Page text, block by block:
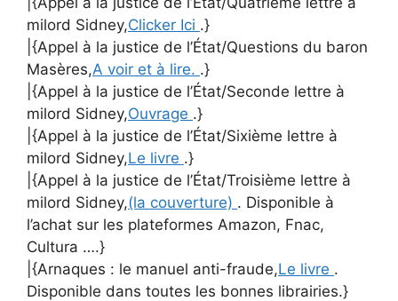
milord Sidney,Clicker Ici .}
|{Appel à la justice de l’État/Questions du baron
Masères,A voir et à lire. .}
|{Appel à la justice de l’État/Seconde lettre à
milord Sidney,Ouvrage .}
|{Appel à la justice de l’État/Sixième lettre à
milord Sidney,Le livre .}
|{Appel à la justice de l’État/Troisième lettre à
milord Sidney,(la couverture) . Disponible à
l’achat sur les plateformes Amazon, Fnac,
Cultura ….}
|{Arnaques : le manuel anti-fraude,Le livre .
Disponible dans toutes les bonnes librairies.}